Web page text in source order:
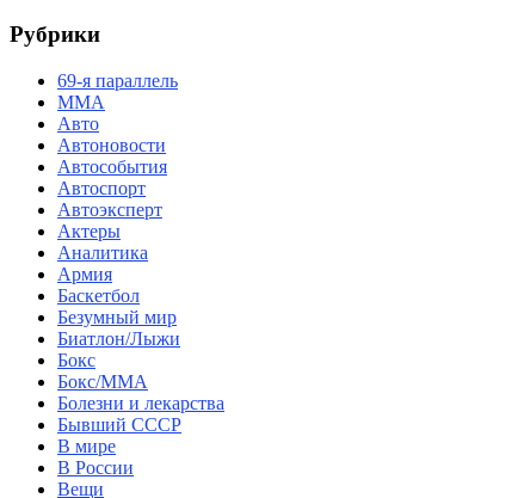
Рубрики
69-я параллель
MMA
Авто
Автоновости
Автособытия
Автоспорт
Автоэксперт
Актеры
Аналитика
Армия
Баскетбол
Безумный мир
Биатлон/Лыжи
Бокс
Бокс/MMA
Болезни и лекарства
Бывший СССР
В мире
В России
Вещи